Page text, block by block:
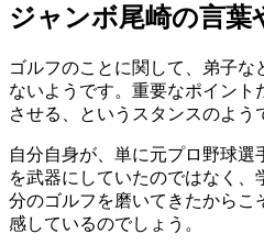
ジャンボ尾崎の言葉
ゴルフのことに関して、弟子
ないようです。重要なポイント
させる、というスタンスのよう
自分自身が、単に元プロ野球
を武器にしていたのではなく、
分のゴルフを磨いてきたからこ
感しているのでしょう。